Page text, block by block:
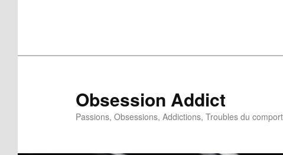
Obsession Addict
Passions, Obsessions, Addictions, Troubles du